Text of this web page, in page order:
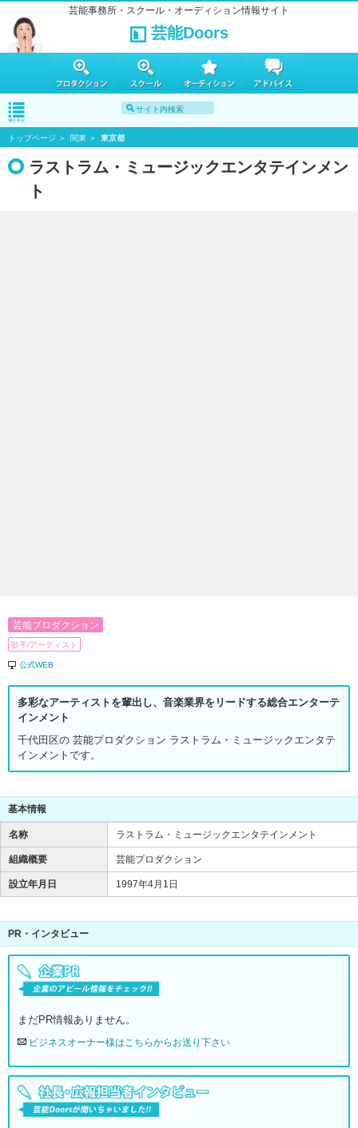
芸能事務所・スクール・オーディション情報サイト
芸能Doors
トップページ 関東 東京都
ラストラム・ミュージックエンタテインメン
ト
芸能プロダクション
歌手/アーティスト
公式WEB
多彩なアーティストを輩出し、音楽業界をリードする総合エンターテ
インメント
千代田区の 芸能プロダクション ラストラム・ミュージックエンタテ
インメントです。
基本情報
名称 ラストラム・ミュージックエンタテインメント
組織概要 芸能プロダクション
設立年月日 1997年4月1日
PR・インタビュー
まだPR情報ありません。
ビジネスオーナー様はこちらからお送り下さい